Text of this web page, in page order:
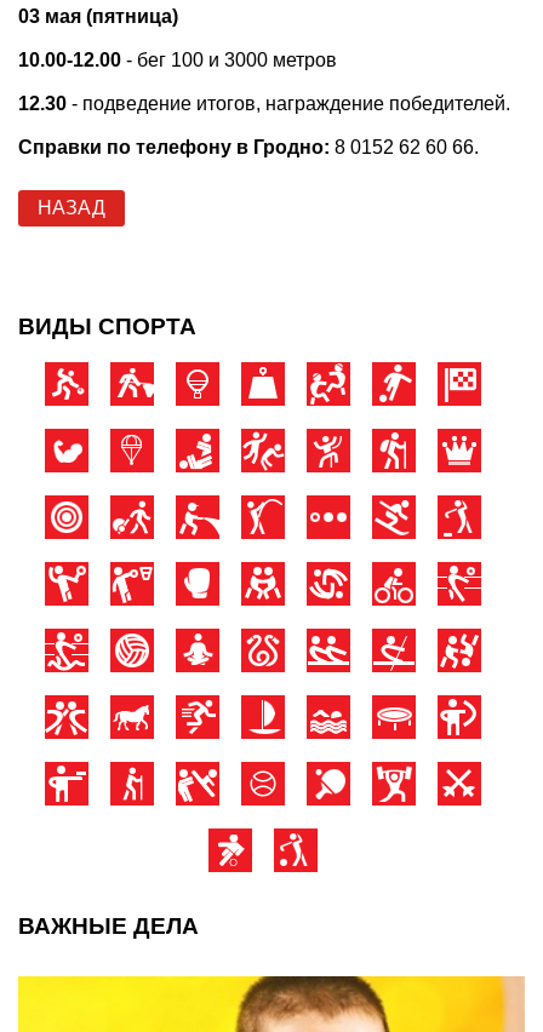
03 мая (пятница)
10.00-12.00 - бег 100 и 3000 метров
12.30 - подведение итогов, награждение победителей.
Справки по телефону в Гродно: 8 0152 62 60 66.
НАЗАД
ВИДЫ СПОРТА
ВАЖНЫЕ ДЕЛА